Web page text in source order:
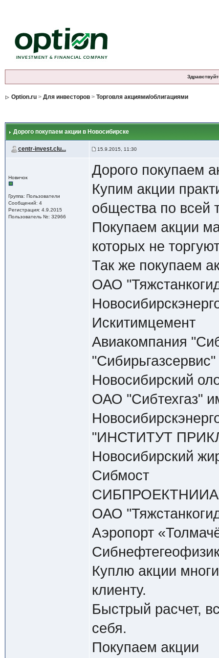
Option.ru> Для инвесторов> Торговля акциями/облигациями
Дорого покупаем акции в Новосибирске
centr-invest.clu... 15.9.2015, 11:30
Новичок
Группа: Пользователи
Сообщений: 4
Регистрация: 4.9.2015
Пользователь №: 32966
Дорого покупаем
Купим акции
общества по всей
Покупаем акции
которых не
Так же покупаем
ОАО
Искитимцемент
Авиакомпания
"Сибирьгазсервис"
Новосибирский
ОАО "Сибтехгаз"
"ИНСТИТУТ
Новосибирский
Сибмост
ОАО
Аэропорт
Куплю акции
клиенту.
Быстрый расчет,
себя.
Покупаем акции